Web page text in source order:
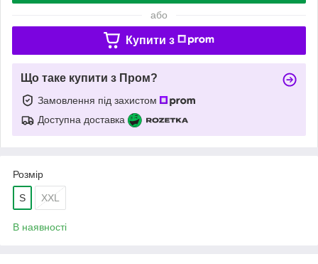
або
Купити з
Що таке купити з Пром?
Замовлення під захистом
Доступна доставка
Розмір
S XXL
В наявності